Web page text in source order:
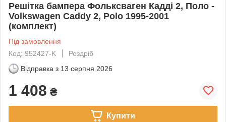
Решітка бампера Фольксваген Кадді 2, Поло -
Volkswagen Caddy 2, Polo 1995-2001
(комплект)
Під замовлення
Код: 952427-K
Роздріб
Відправка з 13 серпня 2026
1 408 ₴
Купити